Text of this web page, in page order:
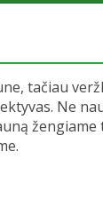
tačiau
Ne
žengiame